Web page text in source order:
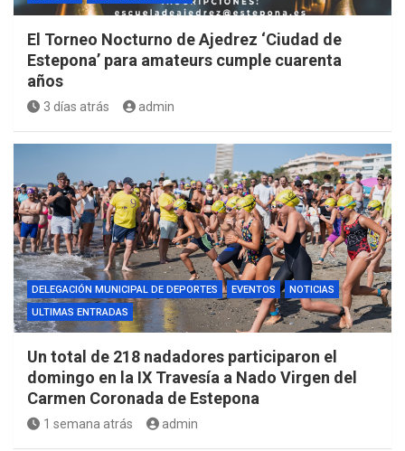
El Torneo Nocturno de Ajedrez ‘Ciudad de
Estepona’ para amateurs cumple cuarenta
años
3 días atrás admin
DELEGACIÓN MUNICIPAL DE DEPORTES EVENTOS
NOTICIAS
ULTIMAS ENTRADAS
Un total de 218 nadadores participaron el
domingo en la IX Travesía a Nado Virgen del
Carmen Coronada de Estepona
1 semana atrás admin